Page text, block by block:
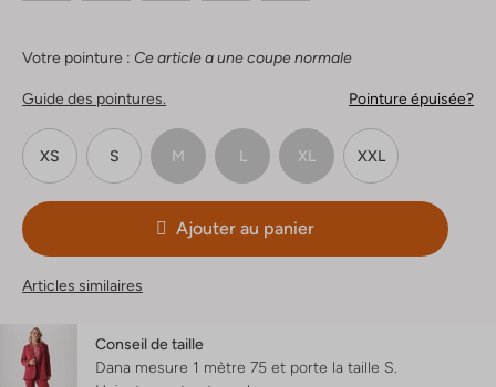
Votre pointure : Ce article a une coupe normale
Guide des pointures. Pointure épuisée?
XS S M L XL XXL
Ajouter au panier
Articles similaires
Conseil de taille
Dana mesure 1 mètre 75 et porte la taille S.